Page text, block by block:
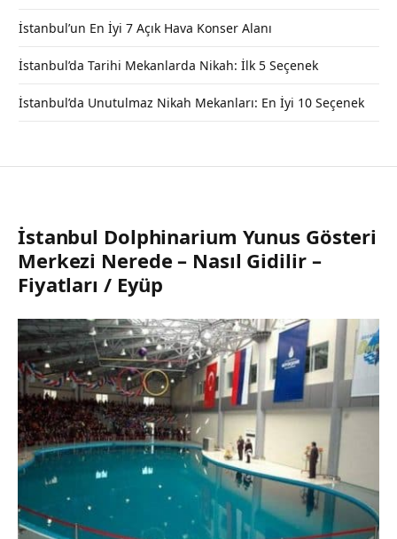
İstanbul’un En İyi 7 Açık Hava Konser Alanı
İstanbul’da Tarihi Mekanlarda Nikah: İlk 5 Seçenek
İstanbul’da Unutulmaz Nikah Mekanları: En İyi 10 Seçenek
İstanbul Dolphinarium Yunus Gösteri
Merkezi Nerede – Nasıl Gidilir –
Fiyatları / Eyüp